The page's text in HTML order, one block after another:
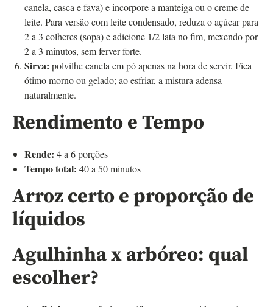
canela, casca e fava) e incorpore a manteiga ou o creme de
leite. Para versão com leite condensado, reduza o açúcar para
2 a 3 colheres (sopa) e adicione 1/2 lata no fim, mexendo por
2 a 3 minutos, sem ferver forte.
Sirva: polvilhe canela em pó apenas na hora de servir. Fica
ótimo morno ou gelado; ao esfriar, a mistura adensa
naturalmente.
Rendimento e Tempo
Rende: 4 a 6 porções
Tempo total: 40 a 50 minutos
Arroz certo e proporção de
líquidos
Agulhinha x arbóreo: qual
escolher?